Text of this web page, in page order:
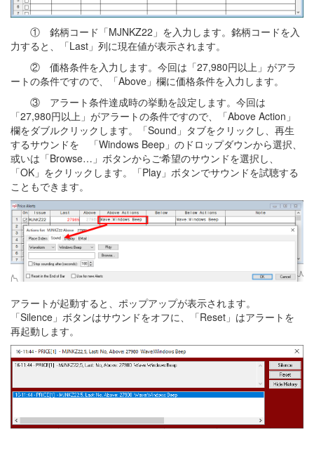
① 銘柄コード「MJNKZ22」を入力します。銘柄コードを入
力すると、「Last」列に現在値が表示されます。
② 価格条件を入力します。今回は「27,980円以上」がアラ
ートの条件ですので、「Above」欄に価格条件を入力します。
③ アラート条件達成時の挙動を設定します。今回は
「27,980円以上」がアラートの条件ですので、「Above Action」
欄をダブルクリックします。「Sound」タブをクリックし、再生
するサウンドを 「Windows Beep」のドロップダウンから選択、
或いは「Browse…」ボタンからご希望のサウンドを選択し、
「OK」をクリックします。「Play」ボタンでサウンドを試聴する
こともできます。
アラートが起動すると、ポップアップが表示されます。
「Silence」ボタンはサウンドをオフに、「Reset」はアラートを
再起動します。